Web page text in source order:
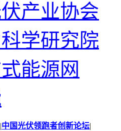
产业协会
学研究院
能源网
|中国光伏领跑者创新论坛|